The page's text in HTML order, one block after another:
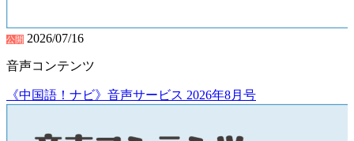
公開 2026/07/16
音声コンテンツ
《中国語！ナビ》音声サービス 2026年8月号